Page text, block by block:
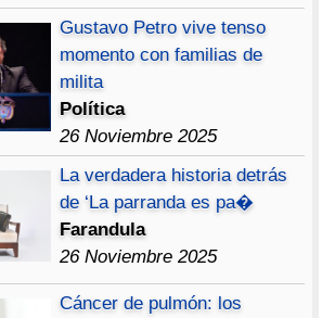
Gustavo Petro vive tenso
momento con familias de
milita
Política
26 Noviembre 2025
La verdadera historia detrás
de ‘La parranda es pa�
Farandula
26 Noviembre 2025
Cáncer de pulmón: los